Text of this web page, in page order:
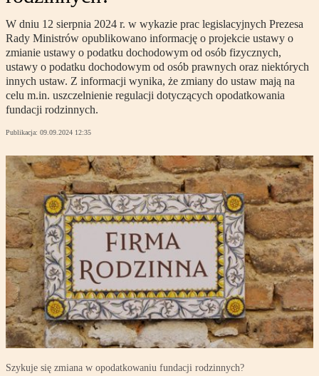
W dniu 12 sierpnia 2024 r. w wykazie prac legislacyjnych Prezesa
Rady Ministrów opublikowano informację o projekcie ustawy o
zmianie ustawy o podatku dochodowym od osób fizycznych,
ustawy o podatku dochodowym od osób prawnych oraz niektórych
innych ustaw. Z informacji wynika, że zmiany do ustaw mają na
celu m.in. uszczelnienie regulacji dotyczących opodatkowania
fundacji rodzinnych.
Publikacja: 09.09.2024 12:35
Szykuje się zmiana w opodatkowaniu fundacji rodzinnych?